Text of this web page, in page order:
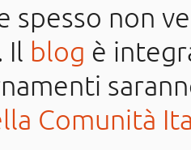
spesso non
Il blog è
Comunità